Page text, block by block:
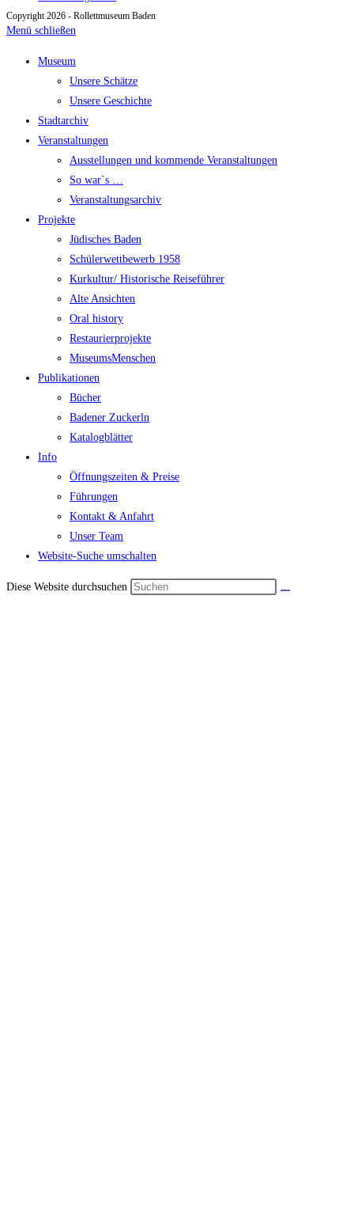
Copyright 2026 - Rollettmuseum Baden
Menü schließen
Museum
Unsere Schätze
Unsere Geschichte
Stadtarchiv
Veranstaltungen
Ausstellungen und kommende Veranstaltungen
So war`s …
Veranstaltungsarchiv
Projekte
Jüdisches Baden
Schülerwettbewerb 1958
Kurkultur/ Historische Reiseführer
Alte Ansichten
Oral history
Restaurierprojekte
MuseumsMenschen
Publikationen
Bücher
Badener Zuckerln
Katalogblätter
Info
Öffnungszeiten & Preise
Führungen
Kontakt & Anfahrt
Unser Team
Website-Suche umschalten
Diese Website durchsuchen